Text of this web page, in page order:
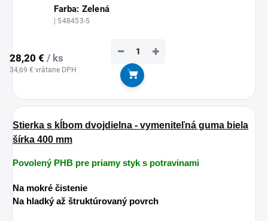
Farba: Zelená
| 548453-5
28,20 € / ks
34,69 € vrátane DPH
+
−
Do košíka
Stierka s kĺbom dvojdielna - vymeniteľná guma biela
šírka 400 mm
Povolený PHB pre priamy styk s potravinami
Na mokré čistenie
Na hladký až štruktúrovaný povrch